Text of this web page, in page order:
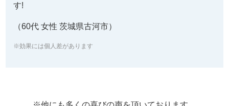
す!
（60代 女性 茨城県古河市）
※効果には個人差があります